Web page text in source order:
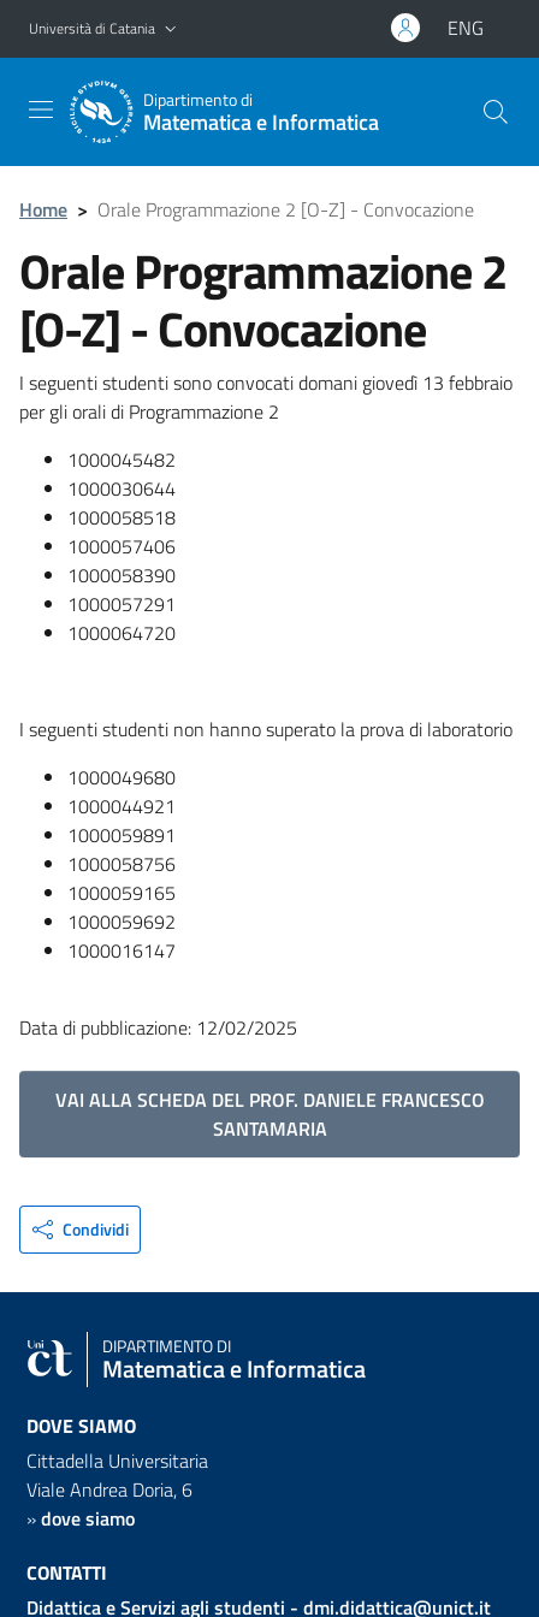
Vai al contenuto principale
Vai al menu di navigazione
Università di Catania ENG
Dipartimento di
Matematica e Informatica
Home > Orale Programmazione 2 [O-Z] - Convocazione
Orale Programmazione 2
[O-Z] - Convocazione
I seguenti studenti sono convocati domani giovedì 13 febbraio
per gli orali di Programmazione 2
1000045482
1000030644
1000058518
1000057406
1000058390
1000057291
1000064720
I seguenti studenti non hanno superato la prova di laboratorio
1000049680
1000044921
1000059891
1000058756
1000059165
1000059692
1000016147
Data di pubblicazione: 12/02/2025
VAI ALLA SCHEDA DEL PROF. DANIELE FRANCESCO
SANTAMARIA
Condividi
DIPARTIMENTO DI
Matematica e Informatica
DOVE SIAMO
Cittadella Universitaria
Viale Andrea Doria, 6
»dove siamo
CONTATTI
Didattica e Servizi agli studenti - dmi.didattica@unict.it